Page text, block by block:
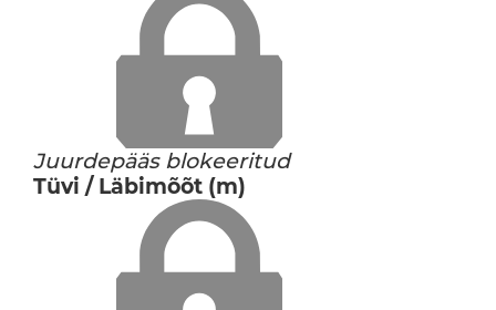
Juurdepääs blokeeritud
Tüvi / Läbimõõt (m)